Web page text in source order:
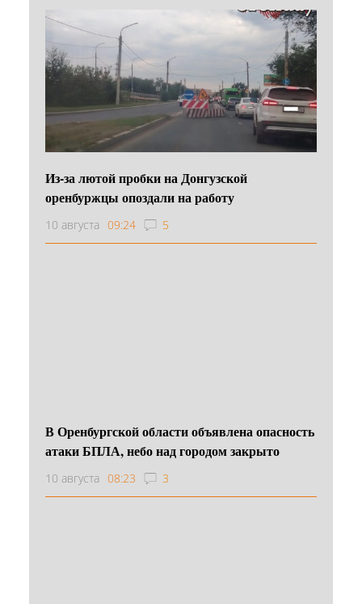
Из-за лютой пробки на Донгузской
оренбуржцы опоздали на работу
10 августа 09:24 5
В Оренбургской области объявлена опасность
атаки БПЛА, небо над городом закрыто
10 августа 08:23 3